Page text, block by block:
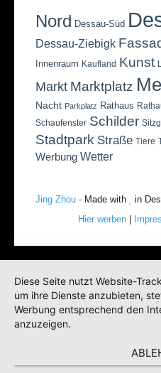
Nord Dessau-Süd
Dessau-Ziebigk
Innenraum Kaufland Kunst
Markt Marktplatz
Nacht Parkplatz Rathaus
Schaufenster Schilder
Stadtpark Straße Tiere
Werbung Wetter
Jing Zhou - Made with
in
Hier werben
Diese Seite nutzt Website-
um ihre Dienste anzubieten,
Werbung entsprechend den
anzuzeigen.